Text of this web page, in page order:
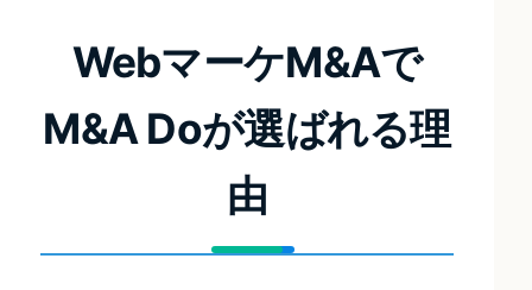
WebマーケM&Aで
M&A Doが選ばれる理
由